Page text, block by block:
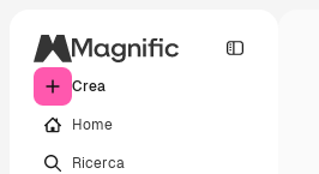
Crea
Home
Ricerca